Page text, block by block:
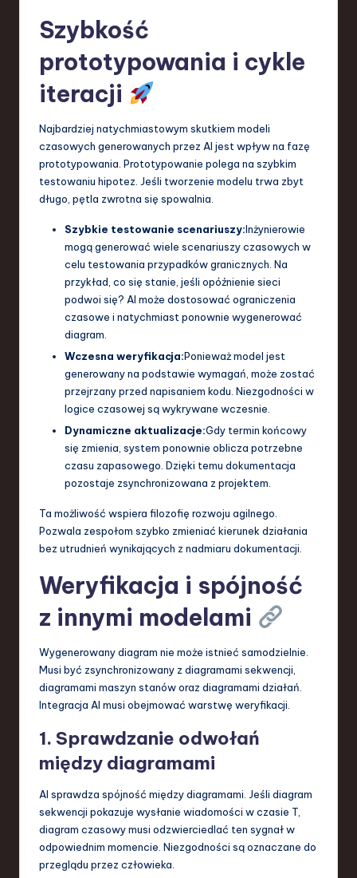
Szybkość
prototypowania i cykle
iteracji
Najbardziej natychmiastowym skutkiem modeli
czasowych generowanych przez AI jest wpływ na fazę
prototypowania. Prototypowanie polega na szybkim
testowaniu hipotez. Jeśli tworzenie modelu trwa zbyt
długo, pętla zwrotna się spowalnia.
Szybkie testowanie scenariuszy:Inżynierowie
mogą generować wiele scenariuszy czasowych w
celu testowania przypadków granicznych. Na
przykład, co się stanie, jeśli opóźnienie sieci
podwoi się? AI może dostosować ograniczenia
czasowe i natychmiast ponownie wygenerować
diagram.
Wczesna weryfikacja:Ponieważ model jest
generowany na podstawie wymagań, może zostać
przejrzany przed napisaniem kodu. Niezgodności w
logice czasowej są wykrywane wczesnie.
Dynamiczne aktualizacje:Gdy termin końcowy
się zmienia, system ponownie oblicza potrzebne
czasu zapasowego. Dzięki temu dokumentacja
pozostaje zsynchronizowana z projektem.
Ta możliwość wspiera filozofię rozwoju agilnego.
Pozwala zespołom szybko zmieniać kierunek działania
bez utrudnień wynikających z nadmiaru dokumentacji.
Weryfikacja i spójność
z innymi modelami
Wygenerowany diagram nie może istnieć samodzielnie.
Musi być zsynchronizowany z diagramami sekwencji,
diagramami maszyn stanów oraz diagramami działań.
Integracja AI musi obejmować warstwę weryfikacji.
1. Sprawdzanie odwołań
między diagramami
AI sprawdza spójność między diagramami. Jeśli diagram
sekwencji pokazuje wysłanie wiadomości w czasie T,
diagram czasowy musi odzwierciedlać ten sygnał w
odpowiednim momencie. Niezgodności są oznaczane do
przeglądu przez człowieka.